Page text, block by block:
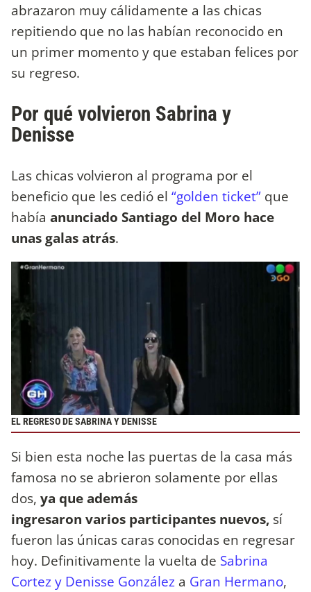
abrazaron muy cálidamente a las chicas
repitiendo que no las habían reconocido en
un primer momento y que estaban felices por
su regreso.
Por qué volvieron Sabrina y
Denisse
Las chicas volvieron al programa por el
beneficio que les cedió el “golden ticket” que
había anunciado Santiago del Moro hace
unas galas atrás.
EL REGRESO DE SABRINA Y DENISSE
Si bien esta noche las puertas de la casa más
famosa no se abrieron solamente por ellas
dos, ya que además
ingresaron varios participantes nuevos, sí
fueron las únicas caras conocidas en regresar
hoy. Definitivamente la vuelta de Sabrina
Cortez y Denisse González a Gran Hermano,